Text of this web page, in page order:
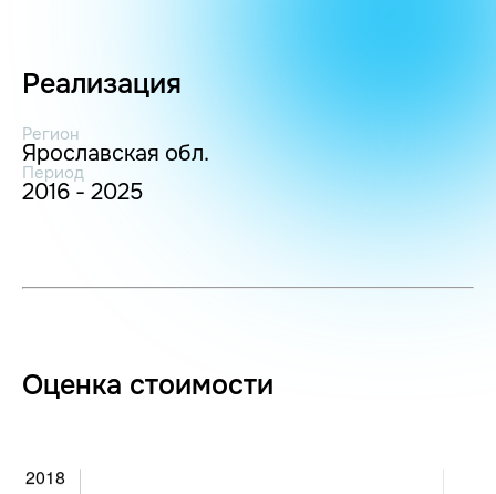
Реализация
Регион
Ярославская обл.
Период
2016 - 2025
Оценка стоимости